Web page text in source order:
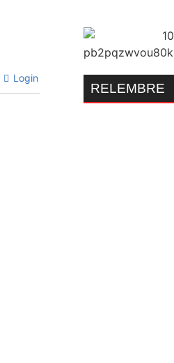
Login
RELEMBRE